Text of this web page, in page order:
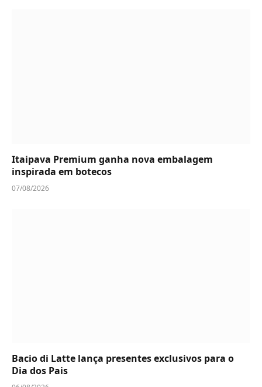
Itaipava Premium ganha nova embalagem
inspirada em botecos
07/08/2026
Bacio di Latte lança presentes exclusivos para o
Dia dos Pais